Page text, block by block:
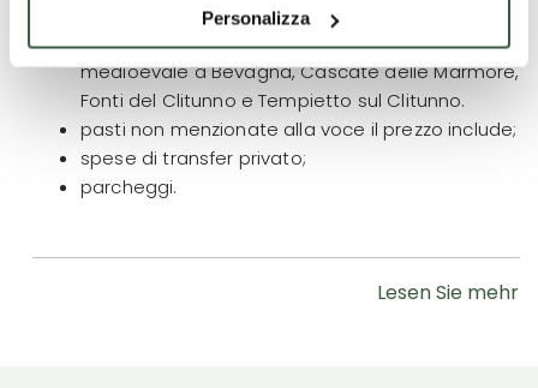
Personalizza
biglietti di ingresso presso: Basilica di San
Francesco, Cappella Baglioni a Spello, Casa
medioevale a Bevagna, Cascate delle Marmore,
Fonti del Clitunno e Tempietto sul Clitunno.
pasti non menzionate alla voce il prezzo include;
spese di transfer privato;
parcheggi.
Lesen Sie mehr